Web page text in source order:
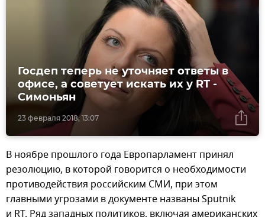
23 февраля 2018, 13:07
Госдеп теперь не уточняет ответы в
офисе, а советует искать их у RT -
Симоньян
В ноябре прошлого года Европарламент принял
резолюцию, в которой говорится о необходимости
противодействия российским СМИ, при этом
главными угрозами в документе названы Sputnik